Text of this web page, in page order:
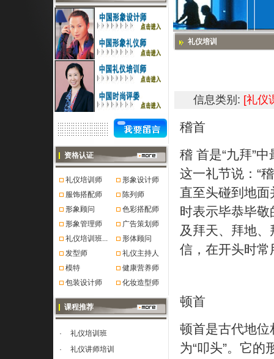
资格认证
礼仪培训师
形象设计师
服饰搭配师
陈列师
形象顾问
色彩搭配师
形象管理师
广告策划师
礼仪培训班...
形体顾问
发型师
礼仪主持人
模特
健康营养师
包装设计师
化妆造型师
课程推荐
·
礼仪培训班
·
礼仪讲师培训
礼仪培训
信息类别: [礼仪
稽首
稽 首是“九拜”
这一礼节说：“
直至头碰到地
时表示毕恭毕
及拜天、拜地
信，在开头时常
顿首
顿首是古代地
为“叩头”。它